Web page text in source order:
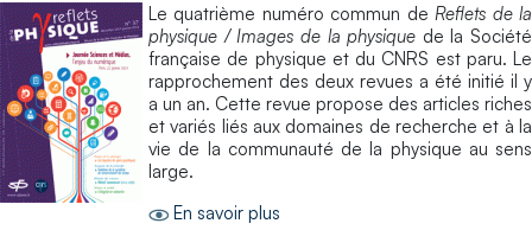
Le quatrième numéro commun de Reflets de la
physique / Images de la physique de la Société
française de physique et du CNRS est paru. Le
rapprochement des deux revues a été initié il y
a un an. Cette revue propose des articles riches
et variés liés aux domaines de recherche et à la
vie de la communauté de la physique au sens
large.
En savoir plus